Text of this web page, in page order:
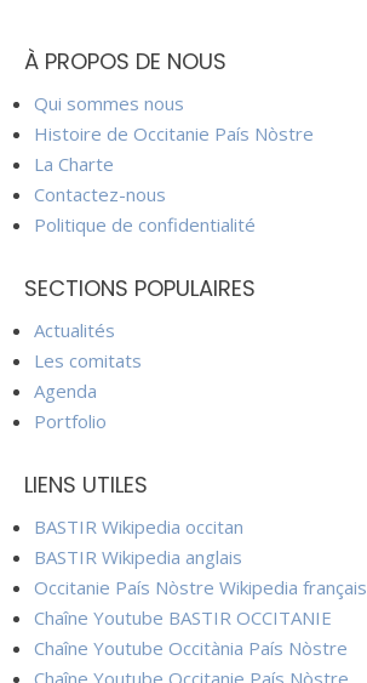
À PROPOS DE NOUS
Qui sommes nous
Histoire de Occitanie País Nòstre
La Charte
Contactez-nous
Politique de confidentialité
SECTIONS POPULAIRES
Actualités
Les comitats
Agenda
Portfolio
LIENS UTILES
BASTIR Wikipedia occitan
BASTIR Wikipedia anglais
Occitanie País Nòstre Wikipedia français
Chaîne Youtube BASTIR OCCITANIE
Chaîne Youtube Occitània País Nòstre
Chaîne Youtube Occitanie País Nòstre